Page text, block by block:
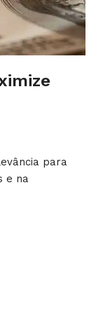
para
e na